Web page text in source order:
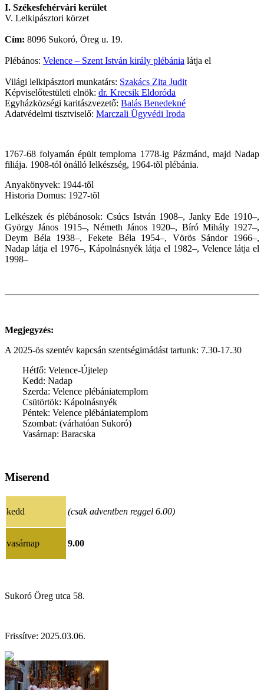
I. Székesfehérvári kerület
V. Lelkipásztori körzet
Cím: 8096 Sukoró, Öreg u. 19.
Plébános: Velence – Szent István király plébánia látja el
Világi lelkipásztori munkatárs: Szakács Zita Judit
Képviselőtestületi elnök: dr. Krecsik Eldoróda
Egyházközségi karitászvezető: Balás Benedekné
Adatvédelmi tisztviselő: Marczali Ügyvédi Iroda
1767-68 folyamán épült temploma 1778-ig Pázmánd, majd Nadap
filiája. 1908-tól önálló lelkészség, 1964-tõl plébánia.
Anyakönyvek: 1944-tõl
Historia Domus: 1927-tõl
Lelkészek és plébánosok: Csúcs István 1908–, Janky Ede 1910–,
György János 1915–, Németh János 1920–, Bíró Mihály 1927–,
Deym Béla 1938–, Fekete Béla 1954–, Vörös Sándor 1966–,
Nadap látja el 1976–, Kápolnásnyék látja el 1982–, Velence látja el
1998–
Megjegyzés:
A 2025-ös szentév kapcsán szentségimádást tartunk: 7.30-17.30
Hétfő: Velence-Újtelep
Kedd: Nadap
Szerda: Velence plébániatemplom
Csütörtök: Kápolnásnyék
Péntek: Velence plébániatemplom
Szombat: (várhatóan Sukoró)
Vasárnap: Baracska
Miserend
kedd (csak adventben reggel 6.00)
vasárnap 9.00
Sukoró Öreg utca 58.
Frissítve: 2025.03.06.